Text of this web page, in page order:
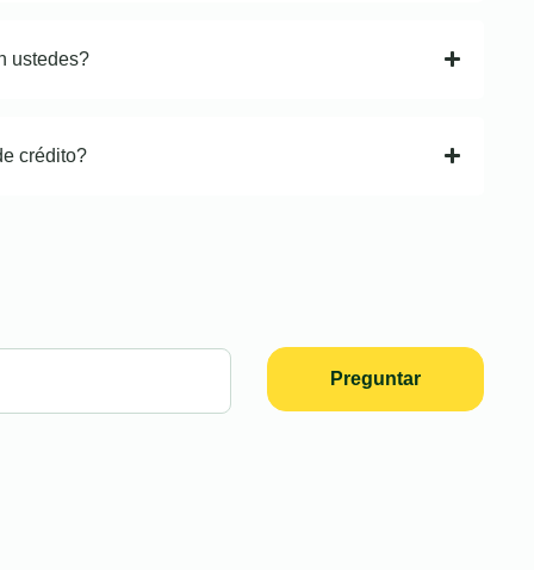
ustedes?
crédito?
Preguntar